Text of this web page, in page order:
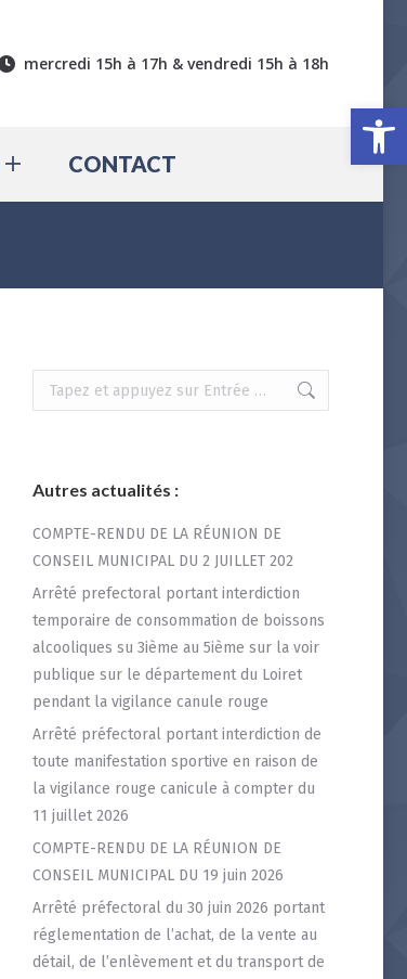
mercredi 15h à 17h & vendredi 15h à 18h
CONTACT
Recherche
:
Autres actualités :
COMPTE-RENDU DE LA RÉUNION DE
CONSEIL MUNICIPAL DU 2 JUILLET 202
Arrêté prefectoral portant interdiction
temporaire de consommation de boissons
alcooliques su 3ième au 5ième sur la voir
publique sur le département du Loiret
pendant la vigilance canule rouge
Arrêté préfectoral portant interdiction de
toute manifestation sportive en raison de
la vigilance rouge canicule à compter du
11 juillet 2026
COMPTE-RENDU DE LA RÉUNION DE
CONSEIL MUNICIPAL DU 19 juin 2026
Arrêté préfectoral du 30 juin 2026 portant
réglementation de l’achat, de la vente au
détail, de l’enlèvement et du transport de